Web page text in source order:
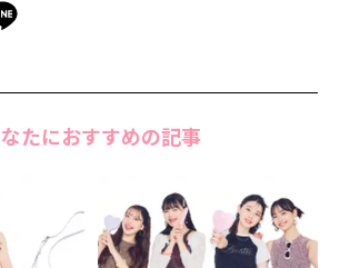
たにおすすめの記事